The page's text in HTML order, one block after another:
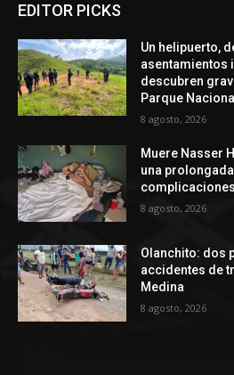
EDITOR PICKS
Un helipuerto,
asentamientos
descubren
Parque
8 agosto, 2026
Muere Nasser
una
8 agosto, 2026
Olanchito: dos
accidentes de
Medina
8 agosto, 2026